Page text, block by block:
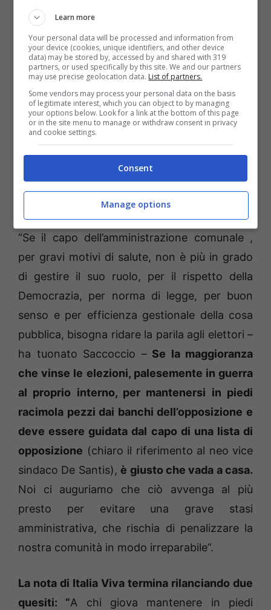
Che sia stia mobilitando anche la politica che
non siede nel consiglio comunale lo si evince
da un manifesto del circolo locale di
Viva. A firmarlo è il coordinatore cittadino
rincuorando il sindaco Giovanni Agresti ad
affrontare con successo la sua personale
battaglia iniziata alcune settimane dopo un
secondo malore che l’ha colpito, chiede di
“ripristinare la democrazia” ponendo fine “alla
stagione degli inciuci”.
“Se il capo dell’amministrazione comunale ,
per gravi motivi di salute, non è più in grado
di gestire il suo ruolo, per il rispetto della
Democrazia, per norma di legge, per buon
senso e per efficienza gestionale della cosa
pubblica, bisogna ridare la parila agli elettori –
ha tuonato Saccoccio –Se la maggioranza
che vinse le elezioni, palesemente in guerra
al proprio interno, per mantenersi in piedi
racimola pezzi dai banchi dell’opposizione e
deve essere guidata dal capo di una lista di
opposizione (chiaro il riferimento al neo vice
sindaco De Santis), è giusto che vada a casa.
Noi ci auguriamo che ciò avvenga al più
presto per evitare una grave stasi
amministrativa, che rischia di penalizzare la
nostra comunità in modo irreparabile”.
La nota di Italia Viva termina rilanciando due
quesiti: “A chi giova mantenere in piedi
Learn more
Your personal data will be processed and information from
your device (cookies, unique identifiers, and other device
data) may be stored by, accessed by and shared with 319
partners, or used specifically by this site. We and our partners
may use precise geolocation data. List of partners.
Some vendors may process your personal data on the basis
of legitimate interest, which you can object to by managing
your options below. Look for a link at the bottom of this page
or in the site menu to manage or withdraw consent in privacy
and cookie settings.
Consent
Manage options